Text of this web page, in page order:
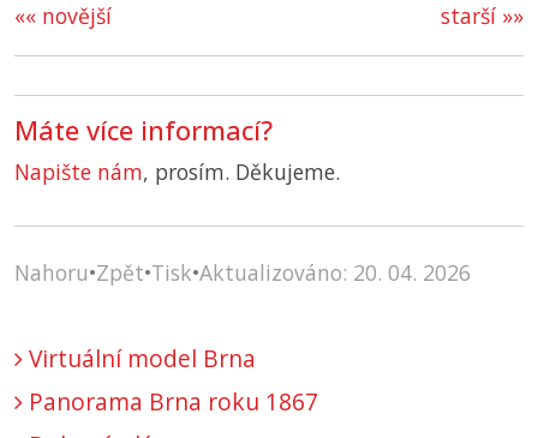
starší »»
«« novější
Máte více informací?
Napište nám, prosím. Děkujeme.
Nahoru•Zpět•Tisk•Aktualizováno: 20. 04. 2026
Virtuální model Brna
Panorama Brna roku 1867